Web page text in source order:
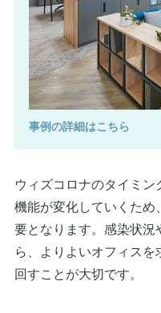
事例の詳細はこちら
ウィズコロナのタイミ
機能が変化していくた
要となります。感染状
ら、よりよいオフィス
回すことが大切です。